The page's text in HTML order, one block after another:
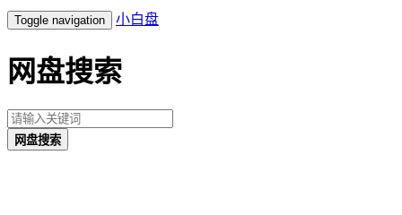
Toggle navigation 小白盘
网盘搜索
网盘搜索